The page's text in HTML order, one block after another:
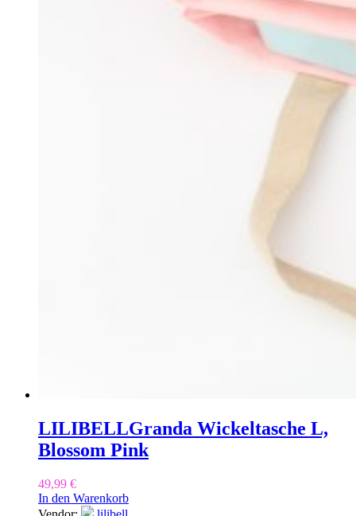
LILIBELLGranda Wickeltasche L,
Blossom Pink
49,99 €
In den Warenkorb